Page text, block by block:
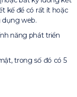
kế để có rất ít hoặc
web.
năng phát triển
trong số đó có 5